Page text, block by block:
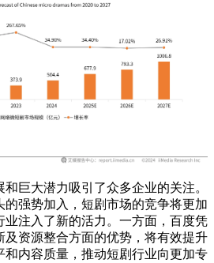
大潜力吸引了众多企业的关注。
的强势加入，短剧市场的竞争将更加
业注入了新的活力。一方面，百度凭
及资源整合方面的优势，将有效提升
和内容质量，推动短剧行业向更加专